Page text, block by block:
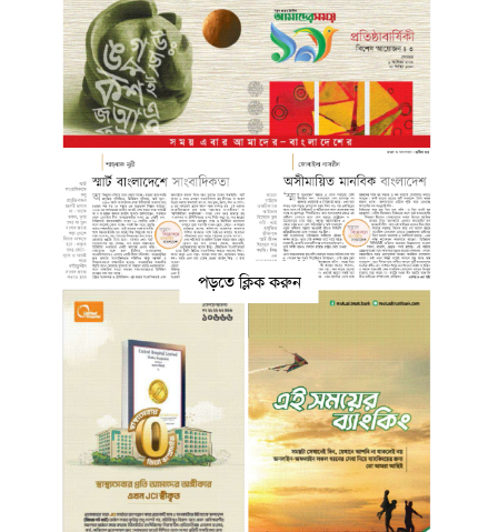
পড়তে ক্লিক করুন